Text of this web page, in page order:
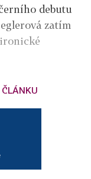
debutu
zatím